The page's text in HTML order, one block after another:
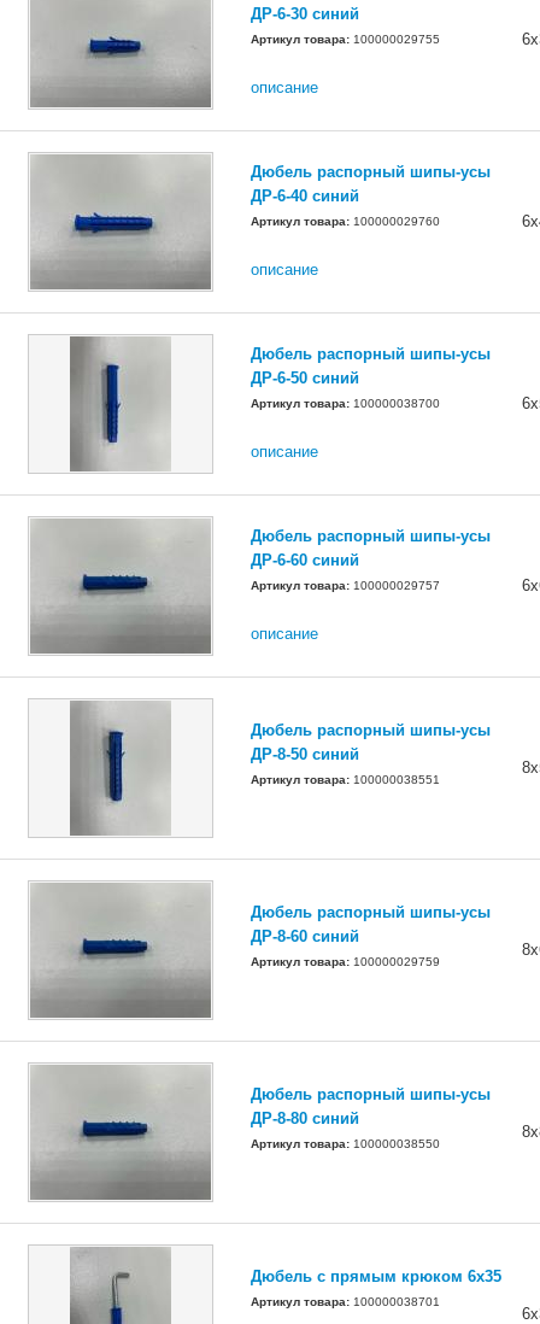
ДР-6-30 синий
Артикул товара: 100000029755
описание
Дюбель распорный шипы-усы
ДР-6-40 синий
Артикул товара: 100000029760
описание
Дюбель распорный шипы-усы
ДР-6-50 синий
Артикул товара: 100000038700
описание
Дюбель распорный шипы-усы
ДР-6-60 синий
Артикул товара: 100000029757
описание
Дюбель распорный шипы-усы
ДР-8-50 синий
Артикул товара: 100000038551
Дюбель распорный шипы-усы
ДР-8-60 синий
Артикул товара: 100000029759
Дюбель распорный шипы-усы
ДР-8-80 синий
Артикул товара: 100000038550
Дюбель с прямым крюком 6х35
Артикул товара: 100000038701